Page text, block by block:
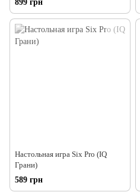
899 грн
Настольная игра Six Pro (IQ
Грани)
589 грн